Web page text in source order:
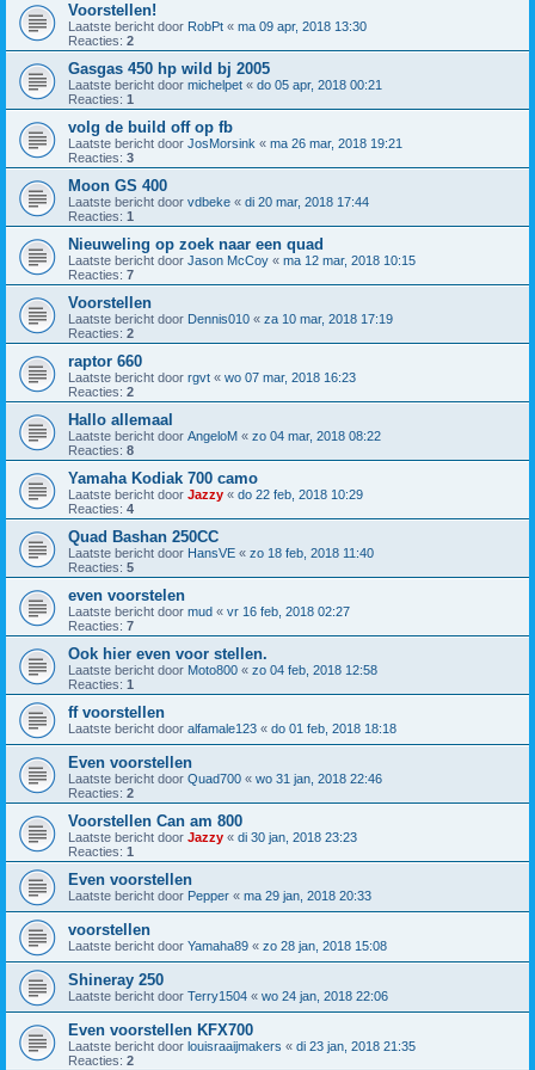
Voorstellen!
Laatste bericht door RobPt « ma 09 apr, 2018 13:30
Reacties: 2
Gasgas 450 hp wild bj 2005
Laatste bericht door michelpet « do 05 apr, 2018 00:21
Reacties: 1
volg de build off op fb
Laatste bericht door JosMorsink « ma 26 mar, 2018 19:21
Reacties: 3
Moon GS 400
Laatste bericht door vdbeke « di 20 mar, 2018 17:44
Reacties: 1
Nieuweling op zoek naar een quad
Laatste bericht door Jason McCoy « ma 12 mar, 2018 10:15
Reacties: 7
Voorstellen
Laatste bericht door Dennis010 « za 10 mar, 2018 17:19
Reacties: 2
raptor 660
Laatste bericht door rgvt « wo 07 mar, 2018 16:23
Reacties: 2
Hallo allemaal
Laatste bericht door AngeloM « zo 04 mar, 2018 08:22
Reacties: 8
Yamaha Kodiak 700 camo
Laatste bericht door Jazzy « do 22 feb, 2018 10:29
Reacties: 4
Quad Bashan 250CC
Laatste bericht door HansVE « zo 18 feb, 2018 11:40
Reacties: 5
even voorstelen
Laatste bericht door mud « vr 16 feb, 2018 02:27
Reacties: 7
Ook hier even voor stellen.
Laatste bericht door Moto800 « zo 04 feb, 2018 12:58
Reacties: 1
ff voorstellen
Laatste bericht door alfamale123 « do 01 feb, 2018 18:18
Even voorstellen
Laatste bericht door Quad700 « wo 31 jan, 2018 22:46
Reacties: 2
Voorstellen Can am 800
Laatste bericht door Jazzy « di 30 jan, 2018 23:23
Reacties: 1
Even voorstellen
Laatste bericht door Pepper « ma 29 jan, 2018 20:33
voorstellen
Laatste bericht door Yamaha89 « zo 28 jan, 2018 15:08
Shineray 250
Laatste bericht door Terry1504 « wo 24 jan, 2018 22:06
Even voorstellen KFX700
Laatste bericht door louisraaijmakers « di 23 jan, 2018 21:35
Reacties: 2